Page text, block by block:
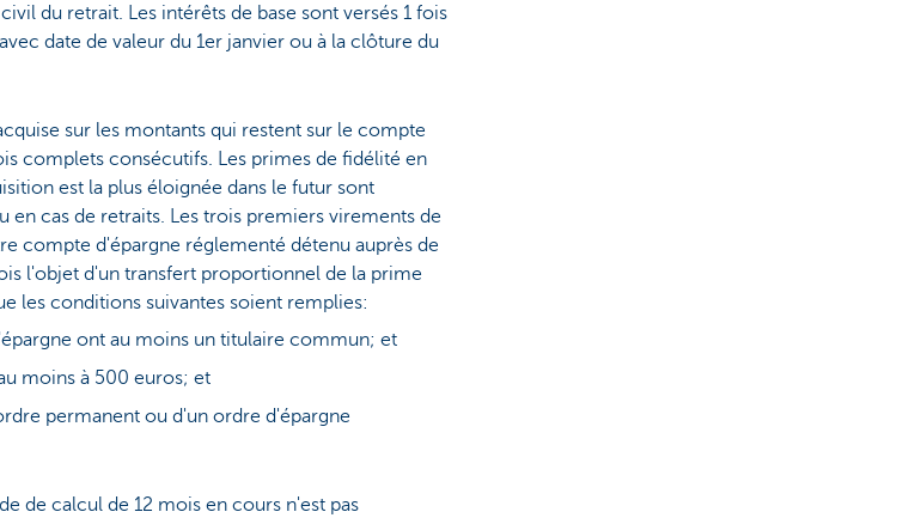
du retrait. Les intérêts de base sont versés 1 fois
date de valeur du 1er janvier ou à la clôture du
sur les montants qui restent sur le compte
complets consécutifs. Les primes de fidélité en
est la plus éloignée dans le futur sont
en cas de retraits. Les trois premiers virements de
compte d'épargne réglementé détenu auprès de
l'objet d'un transfert proportionnel de la prime
les conditions suivantes soient remplies:
ont au moins un titulaire commun; et
moins à 500 euros; et
permanent ou d'un ordre d'épargne
de calcul de 12 mois en cours n'est pas